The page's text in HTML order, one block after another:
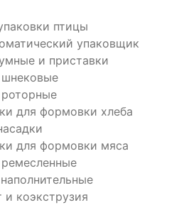
птицы
упаковщик
и приставки
для формовки хлеба
для формовки мяса
и коэкструзия